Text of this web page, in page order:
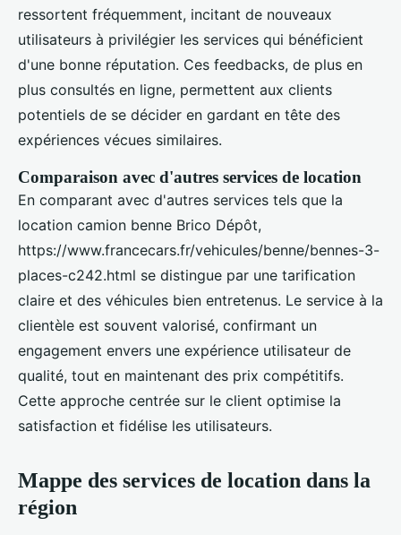
ressortent fréquemment, incitant de nouveaux
utilisateurs à privilégier les services qui bénéficient
d'une bonne réputation. Ces feedbacks, de plus en
plus consultés en ligne, permettent aux clients
potentiels de se décider en gardant en tête des
expériences vécues similaires.
Comparaison avec d'autres services de location
En comparant avec d'autres services tels que la
location camion benne Brico Dépôt,
https://www.francecars.fr/vehicules/benne/bennes-3-
places-c242.html se distingue par une tarification
claire et des véhicules bien entretenus. Le service à la
clientèle est souvent valorisé, confirmant un
engagement envers une expérience utilisateur de
qualité, tout en maintenant des prix compétitifs.
Cette approche centrée sur le client optimise la
satisfaction et fidélise les utilisateurs.
Mappe des services de location dans la
région